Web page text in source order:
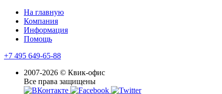
На главную
Компания
Информация
Помощь
+7 495 649-65-88
2007-2026 © Квик-офис
Все права защищены